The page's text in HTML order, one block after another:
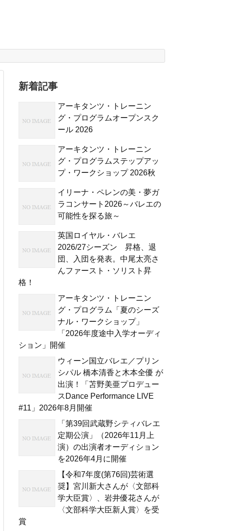
新着記事
アーキタンツ・トレーニン
グ・プログラムオープンスク
ール 2026
アーキタンツ・トレーニン
グ・プログラムステップアッ
プ・ワークショップ 2026秋
イリーナ・ペレンの美・夢ガ
ラコンサート2026～バレエの
可能性を探る旅～
英国ロイヤル・バレエ
2026/27シーズン 昇格、退
団、入団を発表。中尾太亮さ
んファースト・ソリスト昇
格！
アーキタンツ・トレーニン
グ・プログラム「夏のシーズ
ナル・ワークショップ」
「2026年度途中入学オーディ
ション」開催
ウィーン国立バレエ／プリン
シパル 橋本清香と木本全優 が
出演！「苫野美亜プロデュー
スDance Performance LIVE
#11」2026年8月開催
「第39回武蔵野シティバレエ
定期公演」（2026年11月上
演）の出演者オーディション
を2026年4月に開催
【令和7年度(第76回)芸術選
奨】宮川新大さんが〈文部科
学大臣賞〉、岩井優花さんが
〈文部科学大臣新人賞〉を受
賞